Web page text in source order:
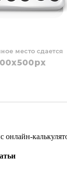
онлайн-